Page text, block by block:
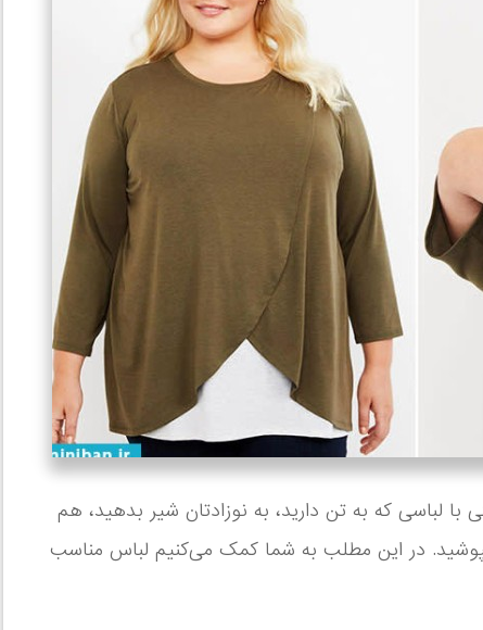
لباسی که به تن دارید، به نوزادتان شیر بدهید، هم
در این مطلب به شما کمک می‌کنیم لباس مناسب